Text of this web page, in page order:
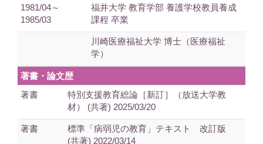
1981/04～
1985/03
福井大学 教育学部 養護学校教員養成
課程 卒業
川崎医療福祉大学 博士（医療福祉
学）
著書・論文歴
著書
特別支援教育総論［新訂］（放送大学教
材） (共著) 2025/03/20
著書
標準「病弱児の教育」テキスト 改訂版
(共著) 2022/03/14